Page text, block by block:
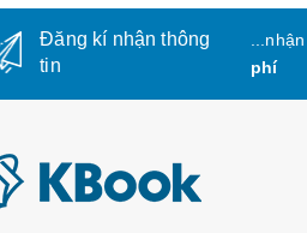
Đăng kí nhận thông
tin
phí